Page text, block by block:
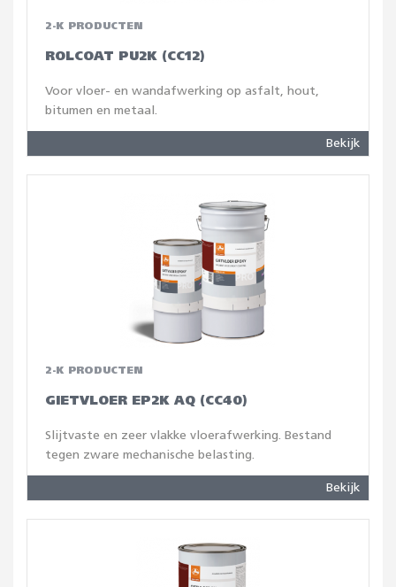
2-K PRODUCTEN
ROLCOAT PU2K (CC12)
Voor vloer- en wandafwerking op asfalt, hout,
bitumen en metaal.
Bekijk
2-K PRODUCTEN
GIETVLOER EP2K AQ (CC40)
Slijtvaste en zeer vlakke vloerafwerking. Bestand
tegen zware mechanische belasting.
Bekijk